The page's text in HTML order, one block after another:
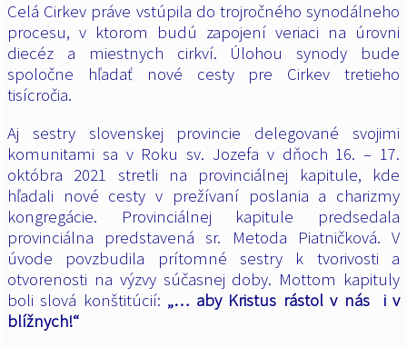
Celá Cirkev práve vstúpila do trojročného synodálneho
procesu, v ktorom budú zapojení veriaci na úrovni
diecéz a miestnych cirkví. Úlohou synody bude
spoločne hľadať nové cesty pre Cirkev tretieho
tisícročia.
Aj sestry slovenskej provincie delegované svojimi
komunitami sa v Roku sv. Jozefa v dňoch 16. – 17.
októbra 2021 stretli na provinciálnej kapitule, kde
hľadali nové cesty v prežívaní poslania a charizmy
kongregácie. Provinciálnej kapitule predsedala
provinciálna predstavená sr. Metoda Piatničková. V
úvode povzbudila prítomné sestry k tvorivosti a
otvorenosti na výzvy súčasnej doby. Mottom kapituly
boli slová konštitúcií: „… aby Kristus rástol v nás i v
blížnych!“